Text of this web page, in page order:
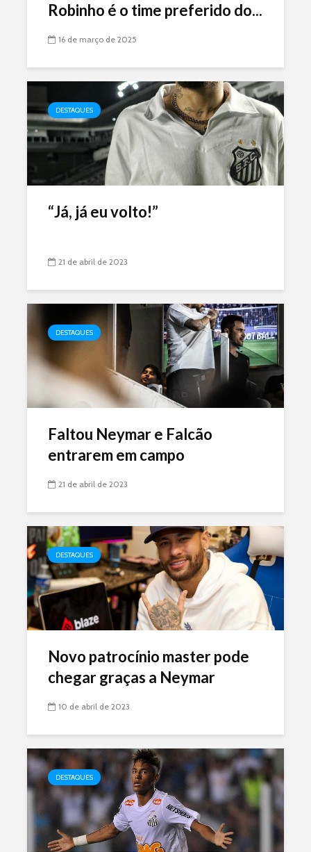
Robinho é o time preferido do...
16 de março de 2025
DESTAQUES
“Já, já eu volto!”
21 de abril de 2023
DESTAQUES
Faltou Neymar e Falcão
entrarem em campo
21 de abril de 2023
DESTAQUES
Novo patrocínio master pode
chegar graças a Neymar
10 de abril de 2023
DESTAQUES